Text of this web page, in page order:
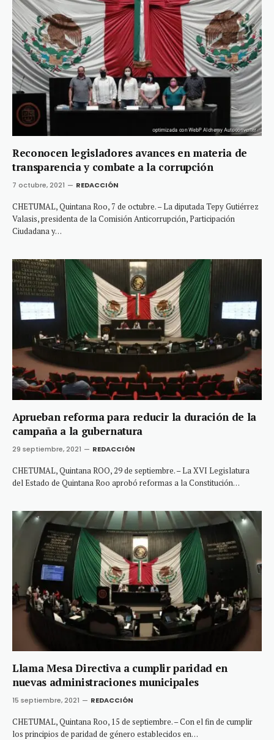
Reconocen legisladores avances en materia de
transparencia y combate a la corrupción
7 octubre, 2021 REDACCIÓN
CHETUMAL, Quintana Roo, 7 de octubre. – La diputada Tepy Gutiérrez
Valasis, presidenta de la Comisión Anticorrupción, Participación
Ciudadana y…
Aprueban reforma para reducir la duración de la
campaña a la gubernatura
29 septiembre, 2021 REDACCIÓN
CHETUMAL, Quintana ROO, 29 de septiembre. – La XVI Legislatura
del Estado de Quintana Roo aprobó reformas a la Constitución…
Llama Mesa Directiva a cumplir paridad en
nuevas administraciones municipales
15 septiembre, 2021 REDACCIÓN
CHETUMAL, Quintana Roo, 15 de septiembre. – Con el fin de cumplir
los principios de paridad de género establecidos en…